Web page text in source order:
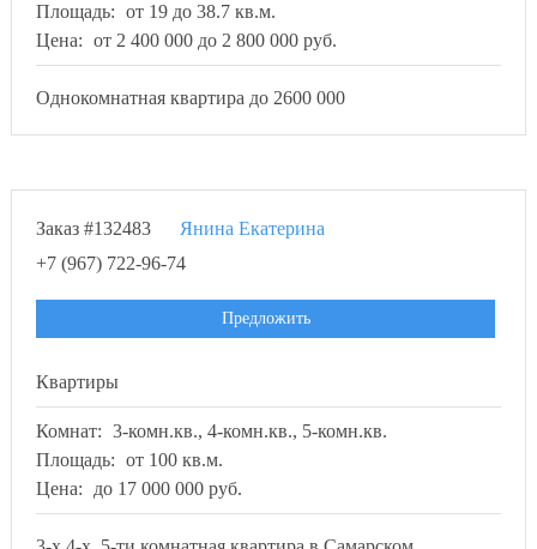
Площадь: от 19 до 38.7 кв.м.
Цена: от 2 400 000 до 2 800 000 руб.
Однокомнатная квартира до 2600 000
Заказ #132483
Янина Екатерина
+7 (967) 722-96-74
Предложить
Квартиры
Комнат: 3-комн.кв., 4-комн.кв., 5-комн.кв.
Площадь: от 100 кв.м.
Цена:
до 17 000 000 руб.